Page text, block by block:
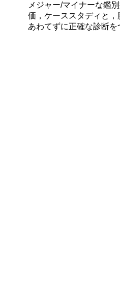
メジャー/マイナーな鑑
価，ケーススタディと
あわてずに正確な診断を